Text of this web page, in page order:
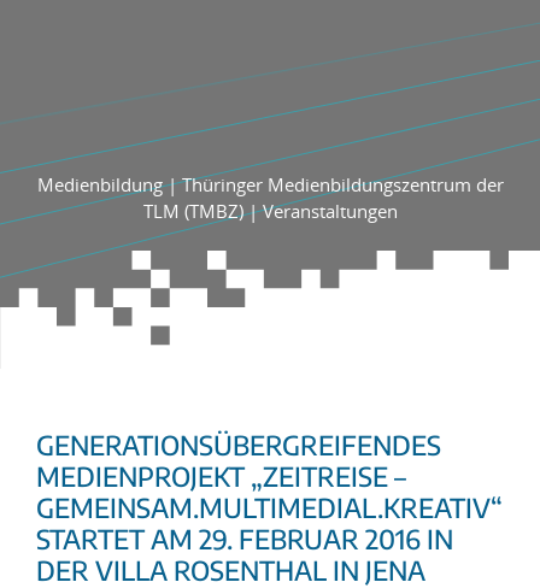
Medienbildung|Thüringer Medienbildungszentrum der
TLM (TMBZ)|Veranstaltungen
GENERATIONSÜBERGREIFENDES
MEDIENPROJEKT „ZEITREISE –
GEMEINSAM.MULTIMEDIAL.KREATIV“
STARTET AM 29. FEBRUAR 2016 IN
DER VILLA ROSENTHAL IN JENA